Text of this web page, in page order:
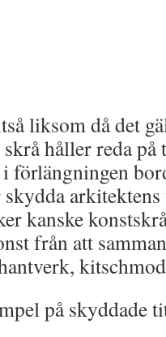
liksom då det
håller reda på
förlängningen
kanske
från att
på skyddade